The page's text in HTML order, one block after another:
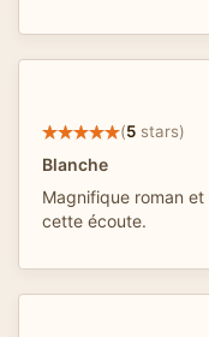
(5 stars)
Blanche
Magnifique roman
cette écoute.